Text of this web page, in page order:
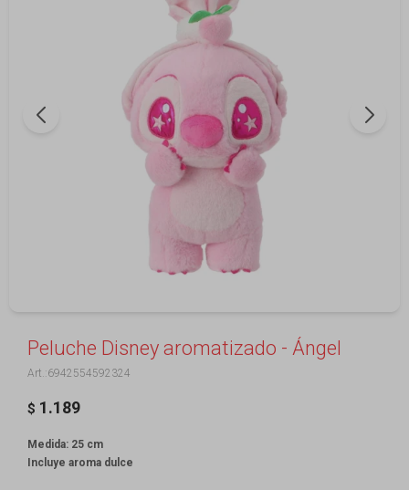
Peluche Disney aromatizado - Ángel
6942554592324
$ 1.189
Medida: 25 cm
Incluye aroma dulce